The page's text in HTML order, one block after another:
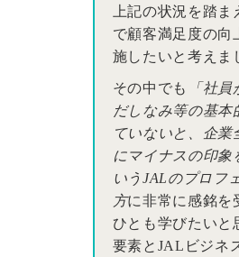
上記の状況を踏
で顧客満足度の向
施したいと考えま
その中でも
「社
だしなみ等の基本
ていないと、企業
にマイナスの印象
いうJALのプロフ
方に非常に感銘を
ひとも学びたいと
要素とJALビジネ